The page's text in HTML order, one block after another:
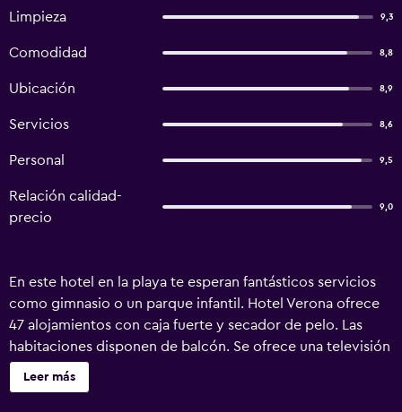
Limpieza 9,3
Comodidad 8,8
Ubicación 8,9
Servicios 8,6
Personal 9,5
Relación calidad-
precio
9,0
En este hotel en la playa te esperan fantásticos servicios
como gimnasio o un parque infantil. Hotel Verona ofrece
47 alojamientos con caja fuerte y secador de pelo. Las
habitaciones disponen de balcón. Se ofrece una televisión
de pantalla plana con canales digitales. Los baños están
equipados con ducha, bidé y artículos de higiene personal
Leer más